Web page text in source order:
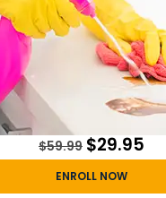
$59.99 $29.95
ENROLL NOW